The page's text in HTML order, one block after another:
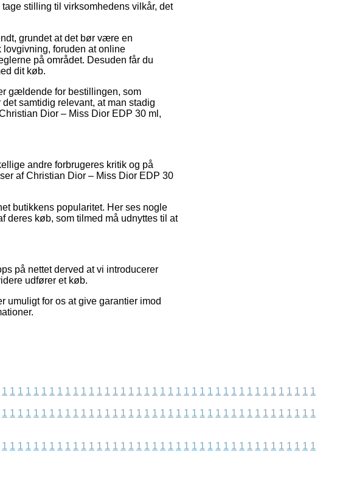
stilling til virksomhedens vilkår, det
grundet at det bør være en
foruden at online
på området. Desuden får du
dit køb.
gældende for bestillingen, som
samtidig relevant, at man stadig
Dior – Miss Dior EDP 30 ml,
andre forbrugeres kritik og på
af Christian Dior – Miss Dior EDP 30
butikkens popularitet. Her ses nogle
deres køb, som tilmed må udnyttes til at
på nettet derved at vi introducerer
udfører et køb.
umuligt for os at give garantier imod
1 1 1 1 1 1 1 1 1 1 1 1 1 1 1 1 1 1 1 1 1 1 1 1 1 1 1 1 1 1 1 1 1 1 1 1 1 1 1 1
1 1 1 1 1 1 1 1 1 1 1 1 1 1 1 1 1 1 1 1 1 1 1 1 1 1 1 1 1 1 1 1 1 1 1 1 1 1 1 1
1 1 1 1 1 1 1 1 1 1 1 1 1 1 1 1 1 1 1 1 1 1 1 1 1 1 1 1 1 1 1 1 1 1 1 1 1 1 1 1